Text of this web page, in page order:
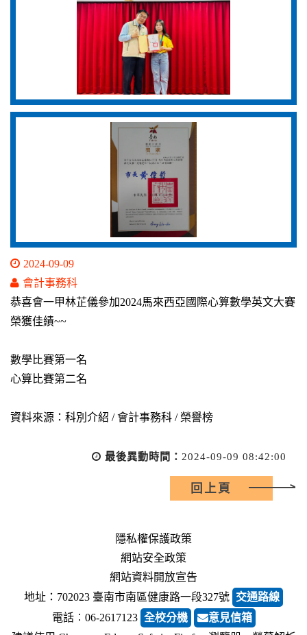
2024-09-09
會計事務科
恭喜會一甲林芷儀參加2024馬來西亞國際心算數學英文大賽
榮獲佳績~~
數學比賽第一名
心算比賽第二名
資料來源：科別介紹 / 會計事務科 / 榮譽榜
最後異動時間： 2024-09-09 08:42:00
回上頁
隱私權保護政策
網站安全政策
網站資料開放宣告
地址：702023 臺南市南區健康路一段327號 交通路線
電話︰06-2617123 全校分機
意見信箱